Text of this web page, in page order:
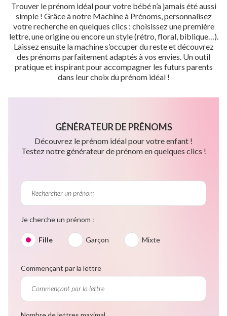
Trouver le prénom idéal pour votre bébé n’a jamais été aussi
simple ! Grâce à notre Machine à Prénoms, personnalisez
votre recherche en quelques clics : choisissez une première
lettre, une origine ou encore un style (rétro, floral, biblique…).
Laissez ensuite la machine s’occuper du reste et découvrez
des prénoms parfaitement adaptés à vos envies. Un outil
pratique et inspirant pour accompagner les futurs parents
dans leur choix du prénom idéal !
GÉNÉRATEUR DE PRÉNOMS
Découvrez le prénom idéal pour votre enfant !
Testez notre générateur de prénom en quelques clics !
Je cherche un prénom :
Fille Garçon Mixte
Commençant par la lettre